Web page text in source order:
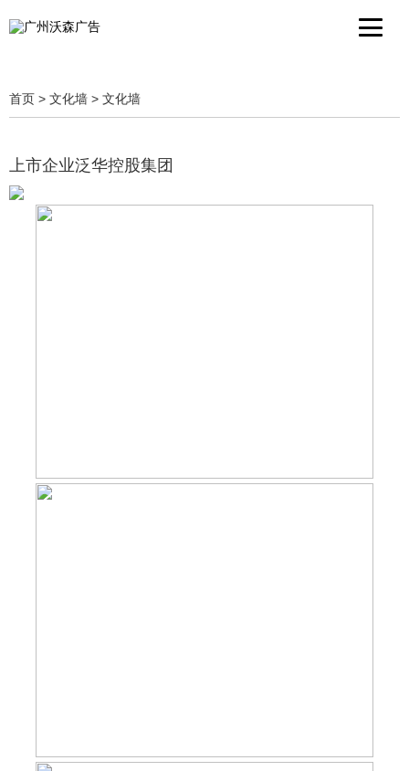
首页 > 文化墙 > 文化墙
上市企业泛华控股集团